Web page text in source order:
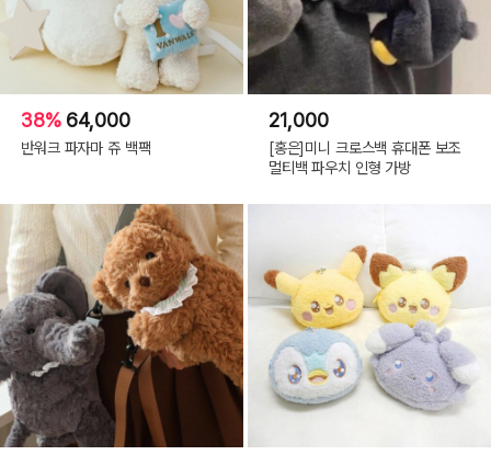
38% 64,000
반워크 파자마 쥬 백팩
21,000
[홍은]미니 크로스백 휴대폰 보조
멀티백 파우치 인형 가방